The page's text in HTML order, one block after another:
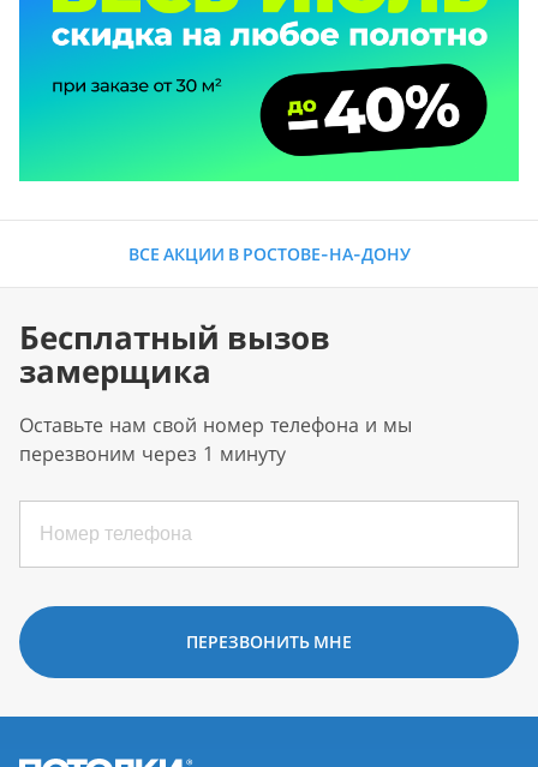
ВСЕ АКЦИИ В РОСТОВЕ-НА-ДОНУ
Бесплатный вызов
замерщика
Оставьте нам свой номер телефона и мы
перезвоним через 1 минуту
ПЕРЕЗВОНИТЬ МНЕ